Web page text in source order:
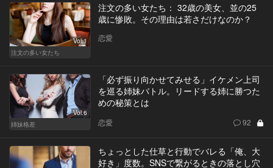
Vol.1
注文の多い女たち
注文の多い女たち： 32歳の美女、並の25
歳に惨敗。その理由は若さだけなのか？
恋愛
Vol.6
姉妹格差
「必ず振り向かせてみせる」イケメン上司
を巡る姉妹バトル。リードする姉に勝つた
めの秘策とは
恋愛 92
ちょっとした仕草と行動でバレる「俺、大
好き」度数。SNSで繋がるときの落とし穴